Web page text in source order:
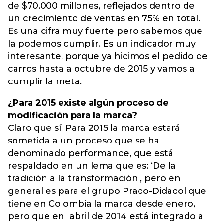
de $70.000 millones, reflejados dentro de
un crecimiento de ventas en 75% en total.
Es una cifra muy fuerte pero sabemos que
la podemos cumplir. Es un indicador muy
interesante, porque ya hicimos el pedido de
carros hasta a octubre de 2015 y vamos a
cumplir la meta.
¿Para 2015 existe algún proceso de
modificación para la marca?
Claro que sí. Para 2015 la marca estará
sometida a un proceso que se ha
denominado performance, que está
respaldado en un lema que es: ‘De la
tradición a la transformación’, pero en
general es para el grupo Praco-Didacol que
tiene en Colombia la marca desde enero,
pero que en abril de 2014 está integrado a